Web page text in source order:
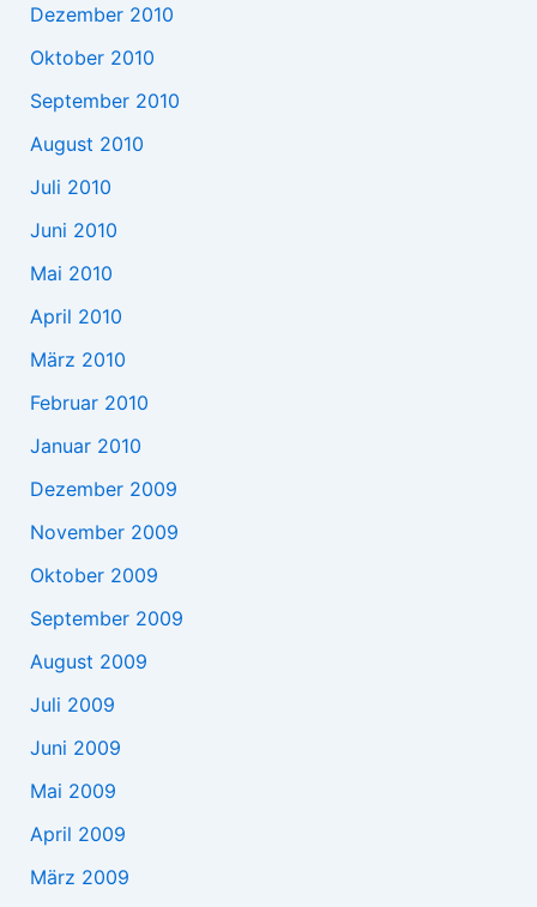
Dezember 2010
Oktober 2010
September 2010
August 2010
Juli 2010
Juni 2010
Mai 2010
April 2010
März 2010
Februar 2010
Januar 2010
Dezember 2009
November 2009
Oktober 2009
September 2009
August 2009
Juli 2009
Juni 2009
Mai 2009
April 2009
März 2009